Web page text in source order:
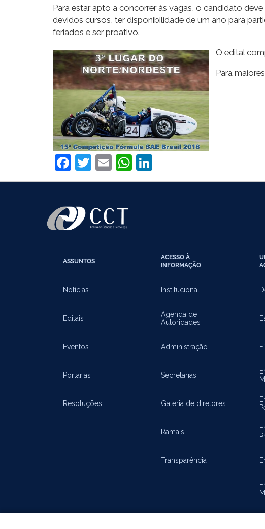
Para estar apto a concorrer às vagas, o candidato
devidos cursos, ter disponibilidade de um ano para
feriados e ser proativo.
O edital
Para
Facebook
Twitter
EmailWhatsApp
ASSUNTOS
Notícias
Editais
Eventos
Portarias
Resoluções
ACESSO À
INFORMAÇÃO
Institucional
Agenda de
Autoridades
Administração
Secretarias
Galeria de diretores
Ramais
Transparência